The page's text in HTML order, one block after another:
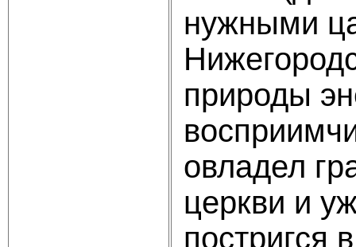
нужными
природы
овладел
церкви и
постригся